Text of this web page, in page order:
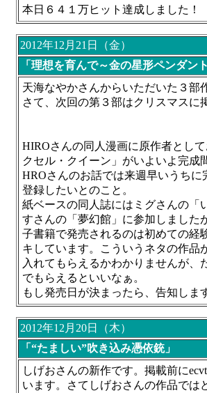
本日６４１万ヒット達成しました
2012年12月21日（金）
「理想を育んで～金の星形ペンダン
天海なやかさんからいただいた３部
さて、次回の第３部はクリスマス
HIROさんの同人漫画に原作者とし
クセル・クイーン」がいよいよ完成
HROさんのお話では来週早いうちに
登録したいとのこと。
紙ベースの同人誌にはミグさんの「
すさんの「夢幻館」に参加しました
子書籍で発売されるのは初めての経
キしています。こういうネタの作品
入れてもらえるかわかりませんが、
でもらえるといいなぁ。
もし発売日が決まったら、告知しま
2012年12月20日（木）
「“たましい”吹き込み憑依銃」
しげおさんの新作です。掲載前に
います。さてしげおさんの作品では